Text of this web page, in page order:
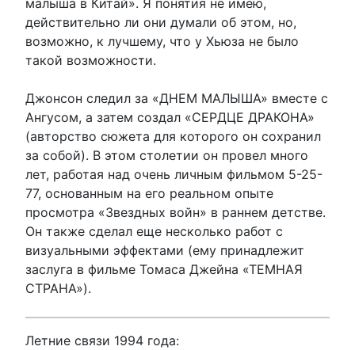
малыша в Китай». Я понятия не имею,
действительно ли они думали об этом, но,
возможно, к лучшему, что у Хьюза не было
такой возможности.
Джонсон следил за «ДНЕМ МАЛЫША» вместе с
Ангусом, а затем создал «СЕРДЦЕ ДРАКОНА»
(авторство сюжета для которого он сохранил
за собой). В этом столетии он провел много
лет, работая над очень личным фильмом 5-25-
77, основанным на его реальном опыте
просмотра «Звездных войн» в раннем детстве.
Он также сделал еще несколько работ с
визуальными эффектами (ему принадлежит
заслуга в фильме Томаса Джейна «ТЕМНАЯ
СТРАНА»).
Летние связи 1994 года: